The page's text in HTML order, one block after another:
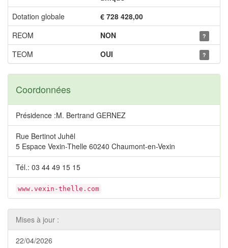
Dotation globale
€ 728 428,00
REOM
NON ?
TEOM OUI ?
Coordonnées
Présidence :M. Bertrand GERNEZ
Rue Bertinot Juhël
5 Espace Vexin-Thelle 60240 Chaumont-en-Vexin
Tél.: 03 44 49 15 15
www.vexin-thelle.com
Mises à jour :
22/04/2026